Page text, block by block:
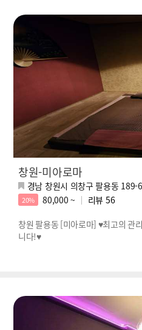
창원-미아로마
경남 창원시 의창구 팔용동 189-6
20% 80,000 ~ 리뷰 56
창원 팔용동 [미아로마] ♥최고의 관
니다!♥